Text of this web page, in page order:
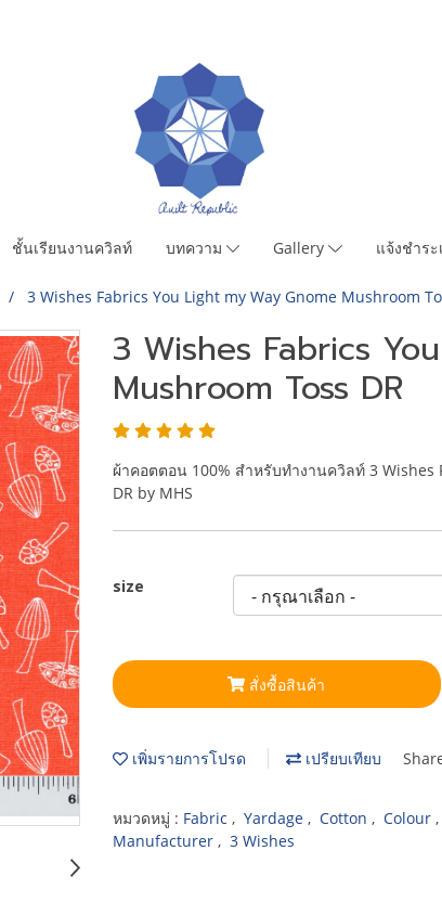
ชั้นเรียนงานควิลท์ บทความ Gallery แจ้งชำระ
3 Wishes Fabrics You Light my Way Gnome Mushroom
3 Wishes Fabrics
Mushroom Toss DR
ผ้าคอตตอน 100% สำหรับทำงานควิลท์ 3 Wishes
DR by MHS
size
สั่งซื้อสินค้า
เพิ่มรายการโปรด เปรียบเทียบ
หมวดหมู่ : Fabric , Yardage , Cotton , Colour ,
Manufacturer , 3 Wishes